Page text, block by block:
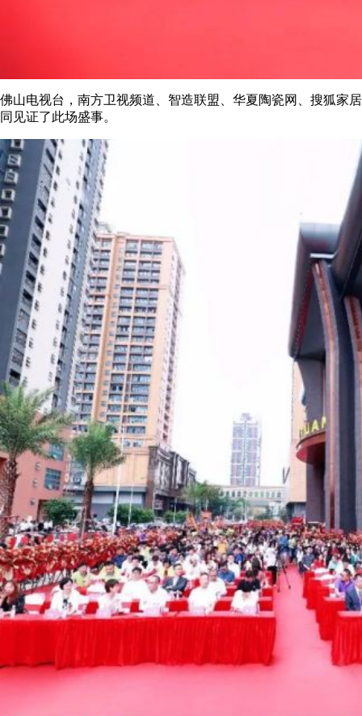
佛山电视台，南方卫视频道、智造联盟、华夏陶瓷网、搜狐家
同见证了此场盛事。